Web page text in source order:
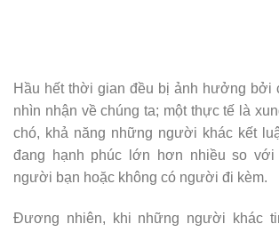
Hầu hết thời gian đều bị ảnh hưởng bởi
nhìn nhận về chúng ta; một thực tế là
chó, khả năng những người khác kết
đang hạnh phúc lớn hơn nhiều so
người bạn hoặc không có người đi kèm.
Đương nhiên, khi những người khác